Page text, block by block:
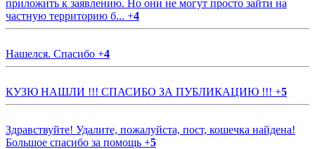
приложить к заявлению. Но они не могут просто зайти на
частную территорию б... +4
Нашелся. Спасибо +4
КУЗЮ НАШЛИ !!! СПАСИБО ЗА ПУБЛИКАЦИЮ !!! +5
Здравствуйте! Удалите, пожалуйста, пост, кошечка найдена!
Большое спасибо за помощь +5